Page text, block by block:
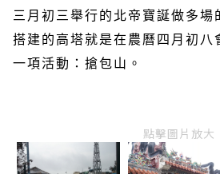
三月初三舉行的北帝寶誕做多場
搭建的高塔就是在農曆四月初八
一項活動：搶包山。
點擊圖片放大